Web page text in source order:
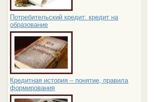
Потребительский кредит: кредит на
образование
Кредитная история – понятие, правила
формирования